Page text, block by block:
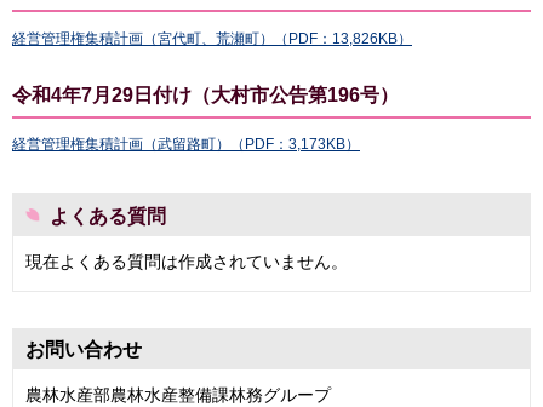
経営管理権集積計画（宮代町、荒瀬町）（PDF：13,826KB）
令和4年7月29日付け（大村市公告第196号）
経営管理権集積計画（武留路町）（PDF：3,173KB）
よくある質問
現在よくある質問は作成されていません。
お問い合わせ
農林水産部農林水産整備課林務グループ